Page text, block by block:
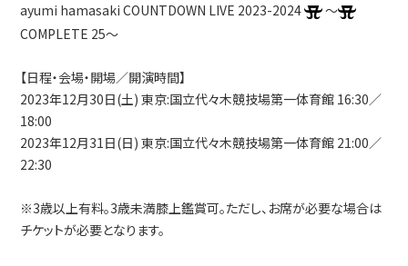
ayumi hamasaki COUNTDOWN LIVE 2023-2024
～
COMPLETE 25～
【日程・会場・開場／開演時間】
2023年12月30日(土) 東京:国立代々木競技場第一体育館 16:30／
18:00
2023年12月31日(日) 東京:国立代々木競技場第一体育館 21:00／
22:30
※3歳以上有料。3歳未満膝上鑑賞可。ただし、お席が必要な場合は
チケットが必要となります。